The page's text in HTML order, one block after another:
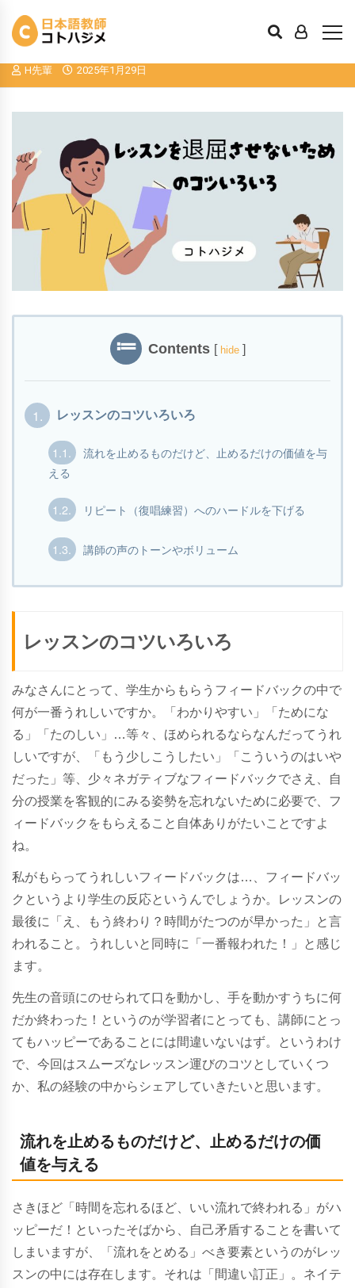
レッスンを退屈させないためのコツいろ
いろ
H先輩 2025年1月29日
Contents [ hide ]
1. レッスンのコツいろいろ
1.1.
流れを止めるものだけど、止めるだけの価値を与
える
1.2. リピート（復唱練習）へのハードルを下げる
1.3. 講師の声のトーンやボリューム
レッスンのコツいろいろ
みなさんにとって、学生からもらうフィードバックの中で
何が一番うれしいですか。「わかりやすい」「ためにな
る」「たのしい」…等々、ほめられるならなんだってうれ
しいですが、「もう少しこうしたい」「こういうのはいや
だった」等、少々ネガティブなフィードバックでさえ、自
分の授業を客観的にみる姿勢を忘れないために必要で、フ
ィードバックをもらえること自体ありがたいことですよ
ね。
私がもらってうれしいフィードバックは…、フィードバッ
クというより学生の反応というんでしょうか。レッスンの
最後に「え、もう終わり？時間がたつのが早かった」と言
われること。うれしいと同時に「一番報われた！」と感じ
ます。
先生の音頭にのせられて口を動かし、手を動かすうちに何
だか終わった！というのが学習者にとっても、講師にとっ
てもハッピーであることには間違いないはず。というわけ
で、今回はスムーズなレッスン運びのコツとしていくつ
か、私の経験の中からシェアしていきたいと思います。
流れを止めるものだけど、止めるだけの価
値を与える
さきほど「時間を忘れるほど、いい流れで終われる」がハ
ッピーだ！といったそばから、自己矛盾することを書いて
しまいますが、「流れをとめる」べき要素というのがレッ
スンの中には存在します。それは「間違い訂正」。ネイテ